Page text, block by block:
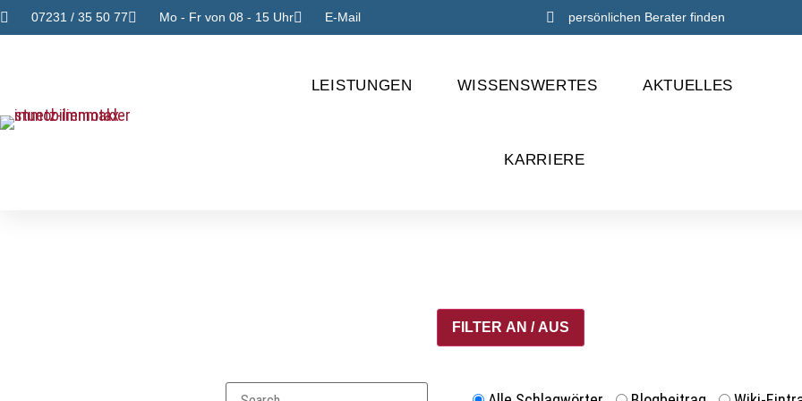
07231 / 35 50 77 Mo - Fr von 08 - 15 Uhr E-Mail persönlichen Berater finden
LEISTUNGEN WISSENSWERTES AKTUELLES
KARRIERE
FILTER AN / AUS